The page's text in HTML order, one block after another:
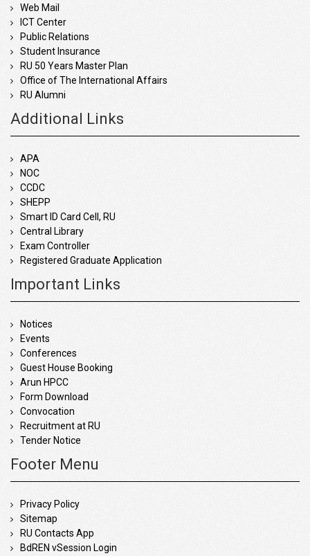
Web Mail
ICT Center
Public Relations
Student Insurance
RU 50 Years Master Plan
Office of The International Affairs
RU Alumni
Additional Links
APA
NOC
CCDC
SHEPP
Smart ID Card Cell, RU
Central Library
Exam Controller
Registered Graduate Application
Important Links
Notices
Events
Conferences
Guest House Booking
Arun HPCC
Form Download
Convocation
Recruitment at RU
Tender Notice
Footer Menu
Privacy Policy
Sitemap
RU Contacts App
BdREN vSession Login